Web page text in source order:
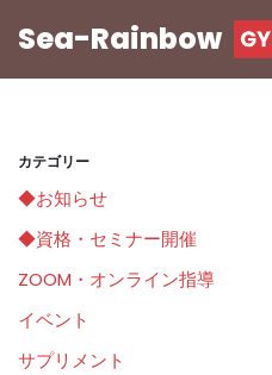
へ
ス
ッ
プ
Sea-Rainbow
カテゴリー
◆お知らせ
◆資格・セミナー開催
ZOOM・オンライン指導
イベント
サプリメント